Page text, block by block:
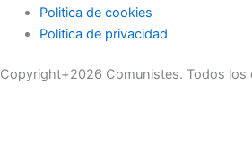
Politica de cookies
Politica de privacidad
Copyright+2026 Comunistes. Todos los